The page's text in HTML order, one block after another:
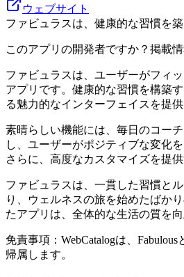
ウェブサイト
ファビュラスは、健康的な習慣を
このアプリの開発者ですか？掲載
ファビュラスは、ユーザーがフィ
アプリです。健康的な習慣を構築
る魅力的なインターフェイスを提
素晴らしい機能には、毎日のコー
し、ユーザーがポジティブな変化
さらに、高度なカスタマイズを提
ファビュラスは、一貫した習慣と
り、ウェルネスの旅を始めたばか
たアプリは、全体的な生活の質を
免責事項：WebCatalogは、
帰属します。